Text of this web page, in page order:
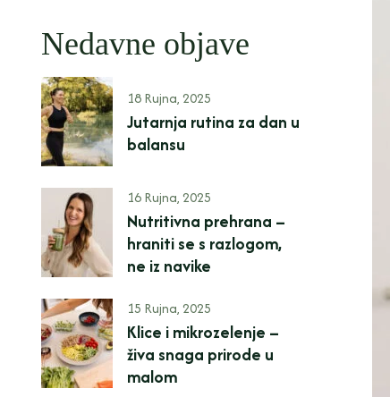
Nedavne objave
18 Rujna, 2025
Jutarnja rutina za dan u
balansu
16 Rujna, 2025
Nutritivna prehrana –
hraniti se s razlogom,
ne iz navike
15 Rujna, 2025
Klice i mikrozelenje –
živa snaga prirode u
malom